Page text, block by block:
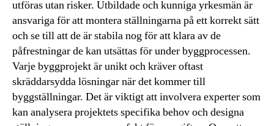
utföras utan risker. Utbildade och kunniga yrkesmän är
ansvariga för att montera ställningarna på ett korrekt sätt
och se till att de är stabila nog för att klara av de
påfrestningar de kan utsättas för under byggprocessen.
Varje byggprojekt är unikt och kräver oftast
skräddarsydda lösningar när det kommer till
byggställningar. Det är viktigt att involvera experter som
kan analysera projektets specifika behov och designa